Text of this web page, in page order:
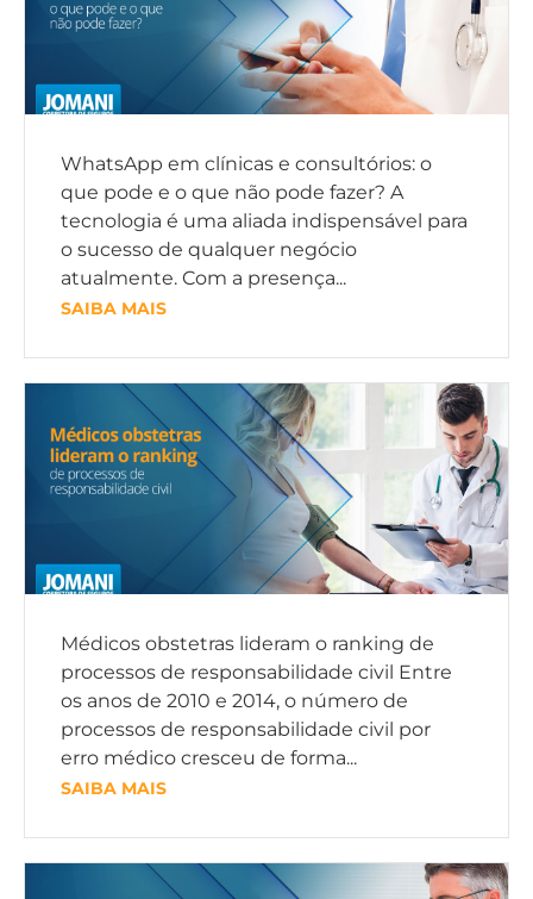
WhatsApp em clínicas e consultórios: o
que pode e o que não pode fazer? A
tecnologia é uma aliada indispensável para
o sucesso de qualquer negócio
atualmente. Com a presença...
SAIBA MAIS
Médicos obstetras lideram o ranking de
processos de responsabilidade civil Entre
os anos de 2010 e 2014, o número de
processos de responsabilidade civil por
erro médico cresceu de forma...
SAIBA MAIS